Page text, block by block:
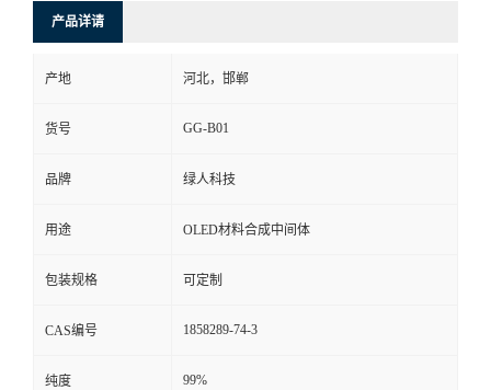
产品详请
产地 河北，邯郸
货号 GG-B01
品牌 绿人科技
用途 OLED材料合成中间体
包装规格 可定制
CAS编号 1858289-74-3
纯度 99%